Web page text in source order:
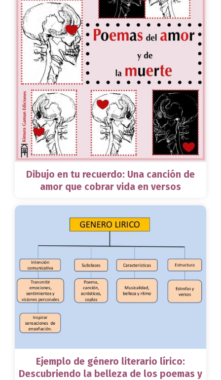
Dibujo en tu recuerdo: Una canción de
amor que cobrar vida en versos
Ejemplo de género literario lírico:
Descubriendo la belleza de los poemas y